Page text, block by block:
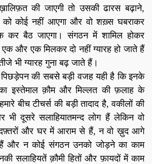
की जाएगी तो उसकी ढारस बढ़ाने,
को कोई नहीं आएगा और वो शख़्स घबराकर
बैठ जाएगा। संगठन में शामिल होकर
और एक मिलकर दो नहीं ग्यारह हो जाते हैं
भी ग्यारह गुना बढ़ जाते हैं।
पिछड़ेपन की सबसे बड़ी वजह यही है कि इनके
का इस्तेमाल क़ौम और मिल्लत की फ़लाह के
बीच टीचर्स की बड़ी तादाद है, वकीलों की
भी दूसरे सलाहियातमन्द लोग हैं लेकिन वो
और घर में आराम से हैं, न वो ख़ुद आगे
और न कोई संगठन उनको जोड़ने का काम
सलाहियतें क़ौमी हितों और फ़ायदों में काम